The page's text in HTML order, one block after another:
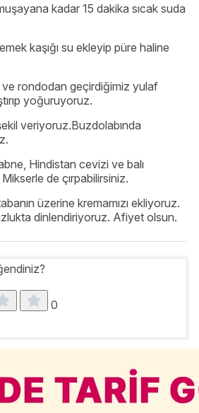
kadar 15 dakika sıcak suda
kaşığı su ekleyip püre haline
ve rondodan geçirdiğimiz yulaf
yoğuruyoruz.
veriyoruz.Buzdolabında
Hindistan cevizi ve balı
Mikserle de çırpabilirsiniz.
üzerine kremamızı ekliyoruz.
dinlendiriyoruz. Afiyet olsun.
0